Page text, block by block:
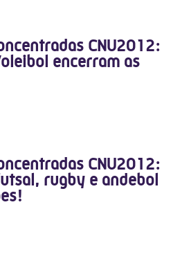
CNU2012:
encerram as
CNU2012:
rugby e andebol